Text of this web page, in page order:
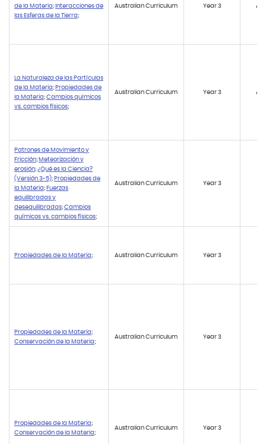
de la Materia; Interacciones de
las Esferas de la Tierra;
Australian Curriculum Year 3
La Naturaleza de las Partículas
de la Materia; Propiedades de
la Materia; Cambios químicos
vs. cambios físicos;
Australian Curriculum Year 3
Patrones de Movimiento y
Fricción; Meteorización y
erosión; ¿Qué es la Ciencia?
(Versión 3-5); Propiedades de
la Materia; Fuerzas
equilibradas y
desequilibradas; Cambios
químicos vs. cambios físicos;
Australian Curriculum Year 3
Propiedades de la Materia; Australian Curriculum Year 3
Propiedades de la Materia;
Conservación de la Materia;
Australian Curriculum Year 3
Propiedades de la Materia;
Conservación de la Materia;
Australian Curriculum Year 3